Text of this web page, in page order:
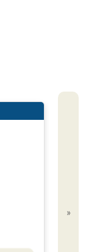
»